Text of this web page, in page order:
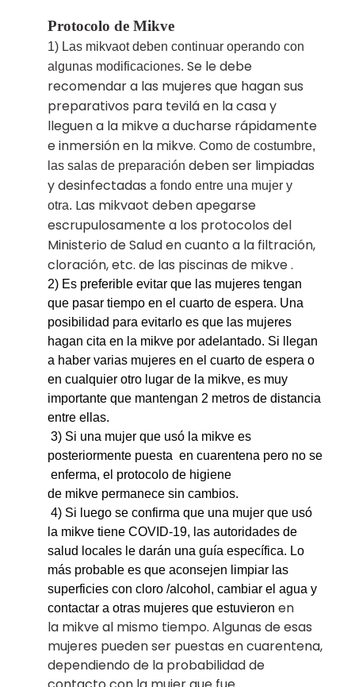
Protocolo de Mikve
1) Las mikvaot deben continuar operando con
algunas modificaciones. Se le debe
recomendar a las mujeres que hagan sus
preparativos para tevilá en la casa y
lleguen a la mikve a ducharse rápidamente
e inmersión en la mikve. Como de costumbre,
las salas de preparación deben ser limpiadas
y desinfectadas a fondo entre una mujer y
otra. Las mikvaot deben apegarse
escrupulosamente a los protocolos del
Ministerio de Salud en cuanto a la filtración,
cloración, etc. de las piscinas de mikve .
2) Es preferible evitar que las mujeres tengan
que pasar tiempo en el cuarto de espera. Una
posibilidad para evitarlo es que las mujeres
hagan cita en la mikve por adelantado. Si llegan
a haber varias mujeres en el cuarto de espera o
en cualquier otro lugar de la mikve, es muy
importante que mantengan 2 metros de distancia
entre ellas.
3) Si una mujer que usó la mikve es
posteriormente puesta en cuarentena pero no se
enferma, el protocolo de higiene
de mikve permanece sin cambios.
4) Si luego se confirma que una mujer que usó
la mikve tiene COVID-19, las autoridades de
salud locales le darán una guía específica. Lo
más probable es que aconsejen limpiar las
superficies con cloro /alcohol, cambiar el agua y
contactar a otras mujeres que estuvieron en
la mikve al mismo tiempo. Algunas de esas
mujeres pueden ser puestas en cuarentena,
dependiendo de la probabilidad de